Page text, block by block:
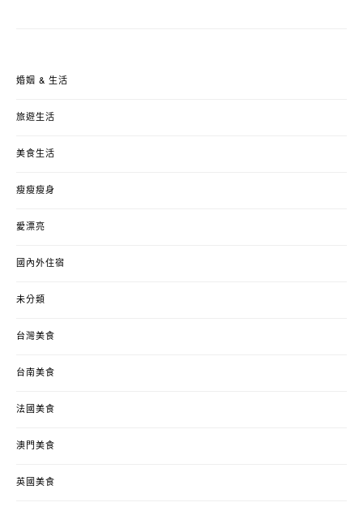
婚姻 & 生活
旅遊生活
美食生活
瘦瘦瘦身
愛漂亮
國內外住宿
未分類
台灣美食
台南美食
法國美食
澳門美食
英國美食